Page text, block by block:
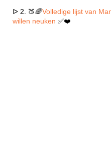
ᐅ 2. 🍑🌈Volledige lijst van
willen neuken ✅❤️